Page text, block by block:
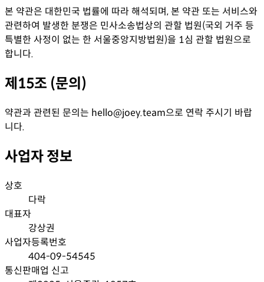
본 약관은 대한민국 법률에 따라 해석되며, 본 약관 또는 서비스와
관련하여 발생한 분쟁은 민사소송법상의 관할 법원(국외 거주 등
특별한 사정이 없는 한 서울중앙지방법원)을 1심 관할 법원으로
합니다.
제15조 (문의)
약관과 관련된 문의는 hello@joey.team으로 연락 주시기 바랍
니다.
사업자 정보
상호
다락
대표자
강상권
사업자등록번호
404-09-54545
통신판매업 신고